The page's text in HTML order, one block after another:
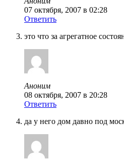
07 октября, 2007 в 02:28
Ответить
это что за агрегатное
Аноним
08 октября, 2007 в 20:28
Ответить
да у него дом давно под